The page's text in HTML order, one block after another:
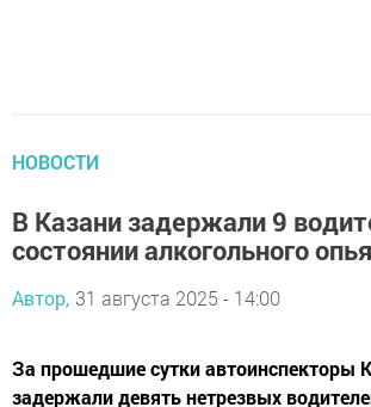
НОВОСТИ
В Казани задержали 9
состоянии алкогольного
Автор, 31 августа 2025 - 14:00
За прошедшие сутки автоинспекторы
задержали девять нетрезвых